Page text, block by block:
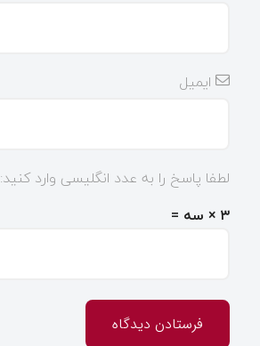
ایمیل
لطفا پاسخ را به عدد انگلیسی وارد کنید:
۳ × سه =